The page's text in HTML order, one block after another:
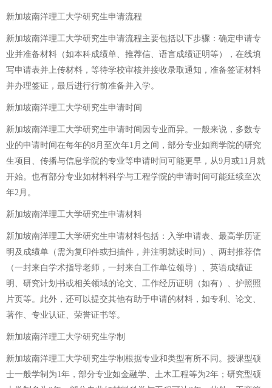
新加坡南洋理工大学研究生申请流程
新加坡南洋理工大学研究生申请流程主要包括以下步骤：确定申请专
业并准备材料（如本科成绩单、推荐信、语言成绩证明等），在线填
写申请表并上传材料，等待学校审核并接收录取通知，准备签证材料
并办理签证，最后进行行前准备并入学。
新加坡南洋理工大学研究生申请时间
新加坡南洋理工大学研究生申请时间因专业而异。一般来说，多数专
业的申请时间在每年的8月至次年1月之间，部分专业如商学院的研究
生项目、传播与信息学院的专业等申请时间可能更早，从9月或11月就
开始。也有部分专业如材料科学与工程学院的申请时间可能延续至次
年2月。
新加坡南洋理工大学研究生申请材料
新加坡南洋理工大学研究生申请材料包括：入学申请表、最高学历证
明及成绩单（需为复印件或扫描件，并注明就读时间）、两封推荐信
（一封来自学术指导老师，一封来自工作单位领导）、英语成绩证
明、研究计划书或相关领域的论文、工作经历证明（如有）、护照照
片页等。此外，还可以提交其他有助于申请的材料，如专利、论文、
著作、专业认证、荣誉证书等。
新加坡南洋理工大学研究生学制
新加坡南洋理工大学研究生学制根据专业和类型有所不同。授课型硕
士一般学制为1年，部分专业如金融学、土木工程等为2年；研究型硕